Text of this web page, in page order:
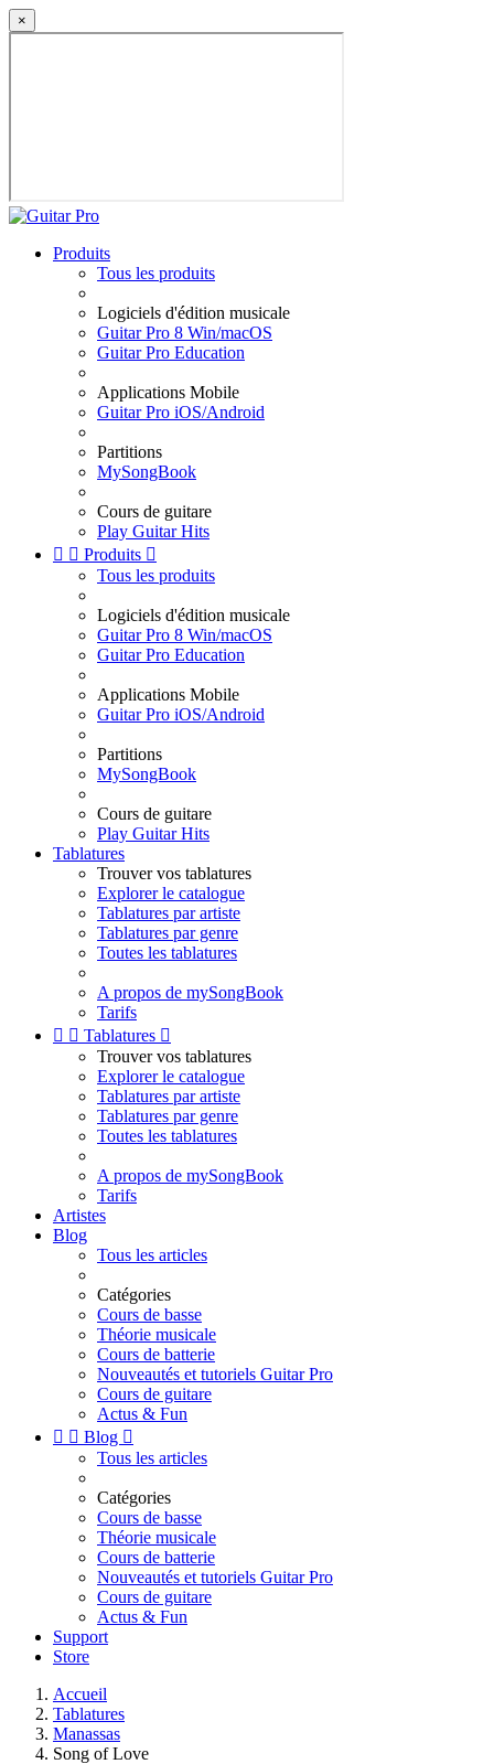
×
Produits
Tous les produits
Logiciels d'édition musicale
Guitar Pro 8 Win/macOS
Guitar Pro Education
Applications Mobile
Guitar Pro iOS/Android
Partitions
MySongBook
Cours de guitare
Play Guitar Hits
  Produits 
Tous les produits
Logiciels d'édition musicale
Guitar Pro 8 Win/macOS
Guitar Pro Education
Applications Mobile
Guitar Pro iOS/Android
Partitions
MySongBook
Cours de guitare
Play Guitar Hits
Tablatures
Trouver vos tablatures
Explorer le catalogue
Tablatures par artiste
Tablatures par genre
Toutes les tablatures
A propos de mySongBook
Tarifs
  Tablatures 
Trouver vos tablatures
Explorer le catalogue
Tablatures par artiste
Tablatures par genre
Toutes les tablatures
A propos de mySongBook
Tarifs
Artistes
Blog
Tous les articles
Catégories
Cours de basse
Théorie musicale
Cours de batterie
Nouveautés et tutoriels Guitar Pro
Cours de guitare
Actus & Fun
  Blog 
Tous les articles
Catégories
Cours de basse
Théorie musicale
Cours de batterie
Nouveautés et tutoriels Guitar Pro
Cours de guitare
Actus & Fun
Support
Store
Accueil
Tablatures
Manassas
Song of Love